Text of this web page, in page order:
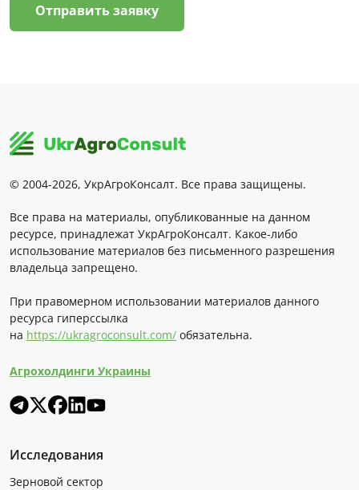
Отправить заявку
© 2004-2026, УкрАгроКонсалт. Все права защищены.
Все права на материалы, опубликованные на данном
ресурсе, принадлежат УкрАгроКонсалт. Какое-либо
использование материалов без письменного разрешения
владельца запрещено.
При правомерном использовании материалов данного
ресурса гиперссылка
на https://ukragroconsult.com/ обязательна.
Агрохолдинги Украины
Исследования
Зерновой сектор